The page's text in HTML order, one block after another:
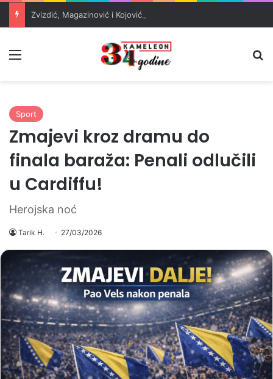
Sport
Zmajevi kroz dramu do
finala baraža: Penali odlučili
u Cardiffu!
Herojska noć
Tarik H. 27/03/2026